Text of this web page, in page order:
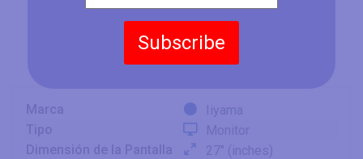
Subscribe
Marca
Iiyama
Dimensión de la Pantalla
27" (inches)